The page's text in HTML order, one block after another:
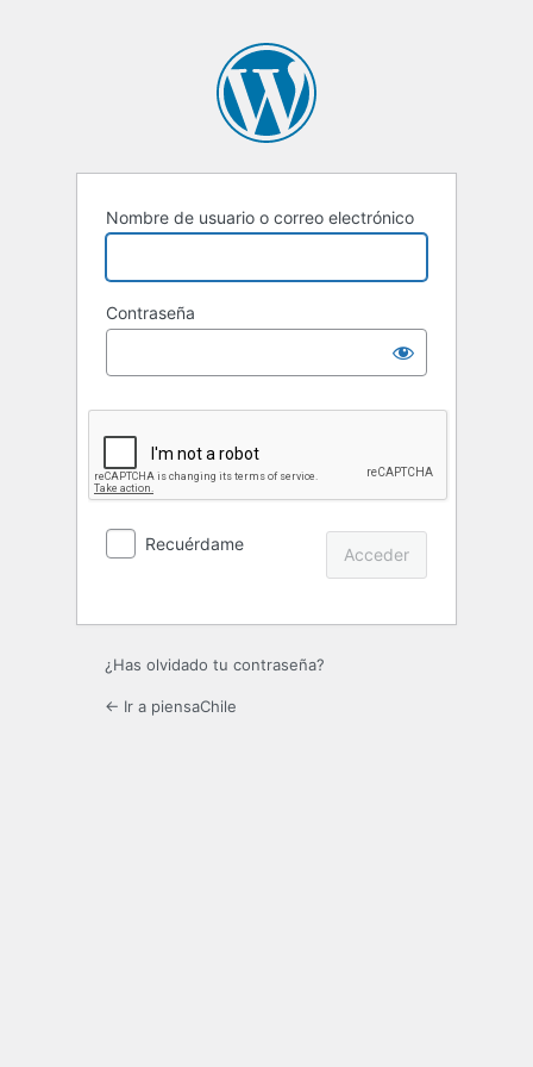
Nombre de usuario o correo electrónico
Contraseña
Recuérdame
¿Has olvidado tu contraseña?
← Ir a piensaChile